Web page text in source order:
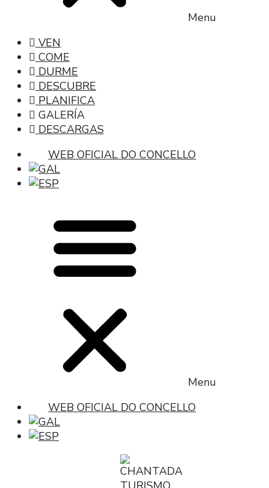
Menu
VEN
COME
DURME
DESCUBRE
PLANIFICA
GALERÍA
DESCARGAS
WEB OFICIAL DO CONCELLO
Menu
WEB OFICIAL DO CONCELLO